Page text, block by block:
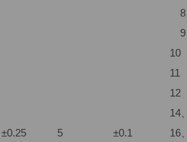
±0.25 5 ±0.1
8
9
10
11
12
14
16